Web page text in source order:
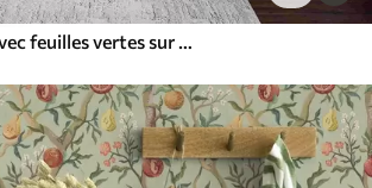
Fleurs bordeaux avec feuilles vertes sur fond clair